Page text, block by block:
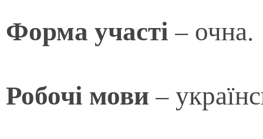
Форма участі – очна.
Робочі мови –